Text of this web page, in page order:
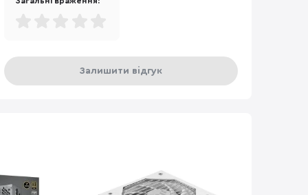
Залишити відгук